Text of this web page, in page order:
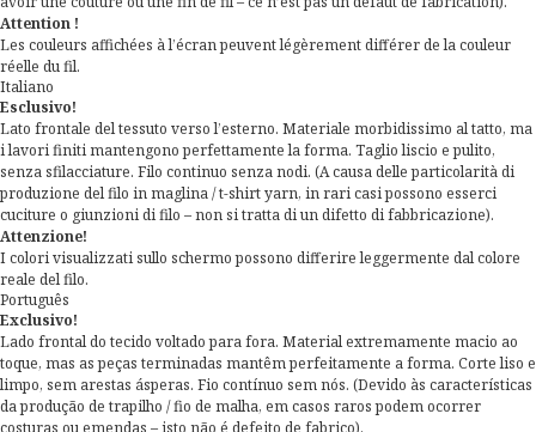
Attention !
Les couleurs affichées à l’écran peuvent légèrement différer de la couleur
réelle du fil.
Italiano
Esclusivo!
Lato frontale del tessuto verso l’esterno. Materiale morbidissimo al tatto, ma
i lavori finiti mantengono perfettamente la forma. Taglio liscio e pulito,
senza sfilacciature. Filo continuo senza nodi. (A causa delle particolarità di
produzione del filo in maglina / t-shirt yarn, in rari casi possono esserci
cuciture o giunzioni di filo – non si tratta di un difetto di fabbricazione).
Attenzione!
I colori visualizzati sullo schermo possono differire leggermente dal colore
reale del filo.
Português
Exclusivo!
Lado frontal do tecido voltado para fora. Material extremamente macio ao
toque, mas as peças terminadas mantêm perfeitamente a forma. Corte liso e
limpo, sem arestas ásperas. Fio contínuo sem nós. (Devido às características
da produção de trapilho / fio de malha, em casos raros podem ocorrer
costuras ou emendas – isto não é defeito de fabrico).